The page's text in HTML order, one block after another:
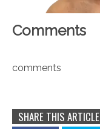
Comments
comments
SHARE THIS ARTICLE